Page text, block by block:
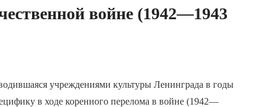
войне (1942—1943
учреждениями культуры Ленинграда в годы
в ходе коренного перелома в войне (1942—